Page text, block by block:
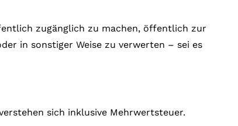
zugänglich zu machen, öffentlich zur
in sonstiger Weise zu verwerten – sei es
sich inklusive Mehrwertsteuer.